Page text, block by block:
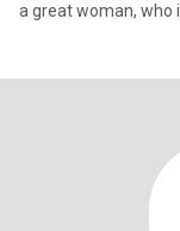
a great woman, who